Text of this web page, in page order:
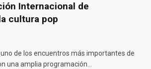
Internacional de
cultura pop
de los encuentros más importantes de
una amplia programación…